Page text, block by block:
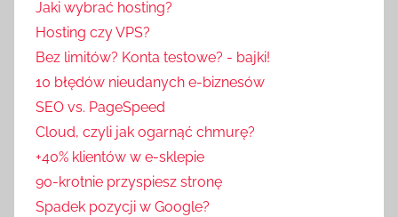
l
i
s
y
b
r
a
n
Jaki wybrać hosting?
Hosting czy VPS?
Bez limitów? Konta testowe? - bajki!
10 błędów nieudanych e-biznesów
SEO vs. PageSpeed
Cloud, czyli jak ogarnąć chmurę?
+40% klientów w e-sklepie
90-krotnie przyspiesz stronę
Spadek pozycji w Google?